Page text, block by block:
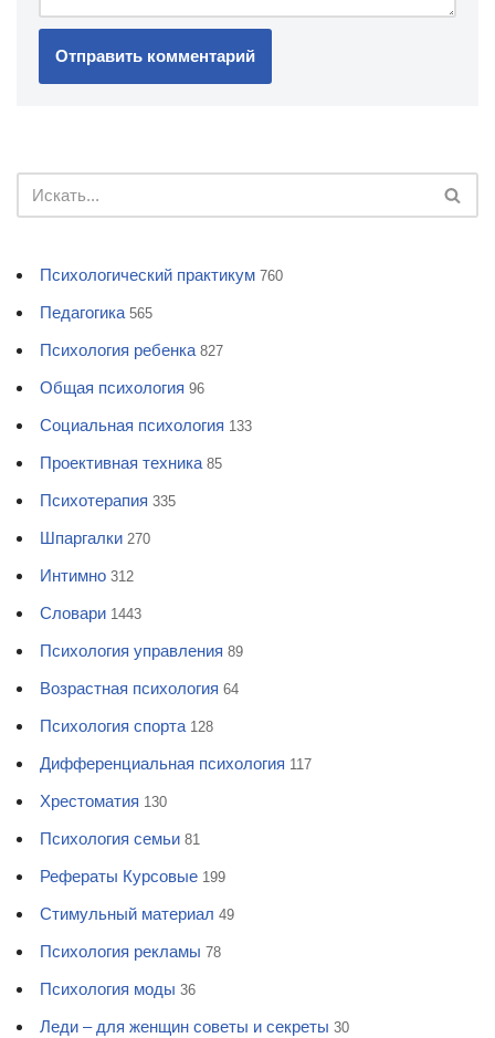
Психологический практикум 760
Педагогика 565
Психология ребенка 827
Общая психология 96
Социальная психология 133
Проективная техника 85
Психотерапия 335
Шпаргалки 270
Интимно 312
Словари 1443
Психология управления 89
Возрастная психология 64
Психология спорта 128
Дифференциальная психология 117
Хрестоматия 130
Психология семьи 81
Рефераты Курсовые 199
Стимульный материал 49
Психология рекламы 78
Психология моды 36
Леди – для женщин советы и секреты 30